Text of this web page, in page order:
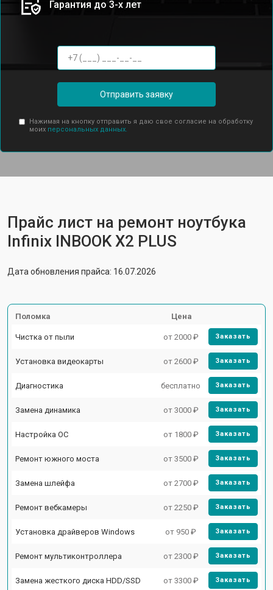
Гарантия до 3-х лет
Отправить заявку
Нажимая на кнопку отправить я даю свое согласие на обработку
моих персональных данных.
Прайс лист на ремонт ноутбука
Infinix INBOOK X2 PLUS
Дата обновления прайса: 16.07.2026
Поломка Цена
Чистка от пыли от 2000 ₽ Заказать
Установка видеокарты от 2600 ₽ Заказать
Диагностика бесплатно Заказать
Замена динамика от 3000 ₽ Заказать
Настройка ОС от 1800 ₽ Заказать
Ремонт южного моста от 3500 ₽ Заказать
Замена шлейфа от 2700 ₽ Заказать
Ремонт вебкамеры от 2250 ₽ Заказать
Установка драйверов Windows от 950 ₽ Заказать
Ремонт мультиконтроллера от 2300 ₽ Заказать
Замена жесткого диска HDD/SSD от 3300 ₽ Заказать